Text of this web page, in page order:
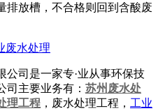
排放槽，不合格则回到含酸废
公司是一家专·业从事环保技
司主要业务有： 苏州废水处
理工程 ，废水处理工程， 工业